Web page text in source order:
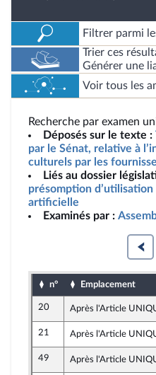
Filtrer parmi
Trier ces
Générer une
Voir tous les
Recherche par examen
Déposés sur le texte :
par le Sénat, relative à
culturels par les
Liés au dossier
présomption
artificielle
Examinés par :
n° Emplacement
20 Après l'Article
21 Après l'Article
49 Après l'Article